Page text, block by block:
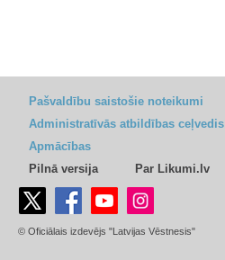
Pašvaldību saistošie noteikumi
Administratīvās atbildības ceļvedis
Apmācības
Pilnā versija
Par Likumi.lv
© Oficiālais izdevējs "Latvijas Vēstnesis"